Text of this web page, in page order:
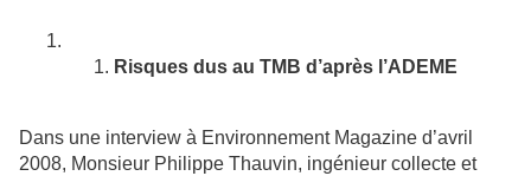
Risques dus au TMB d’après l’ADEME
Dans une interview à Environnement Magazine d’avril
2008, Monsieur Philippe Thauvin, ingénieur collecte et